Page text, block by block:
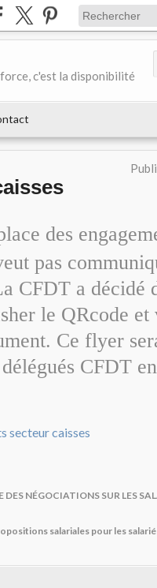
c'est la disponibilité
des
pas
CFDT a décidé
le QRcode et
Ce flyer
CFDT
NÉGOCIATIONS SUR LES
salariales pour les